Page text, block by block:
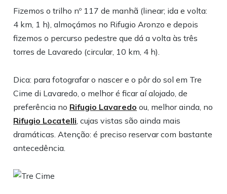
Fizemos o trilho nº 117 de manhã (linear; ida e volta:
4 km, 1 h), almoçámos no Rifugio Aronzo e depois
fizemos o percurso pedestre que dá a volta às três
torres de Lavaredo (circular, 10 km, 4 h).
Dica: para fotografar o nascer e o pôr do sol em Tre
Cime di Lavaredo, o melhor é ficar aí alojado, de
preferência no Rifugio Lavaredo ou, melhor ainda, no
Rifugio Locatelli, cujas vistas são ainda mais
dramáticas. Atenção: é preciso reservar com bastante
antecedência.